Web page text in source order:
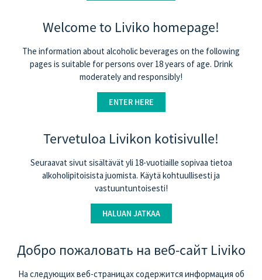
Martini Bianco & Tonic
Welcome to Liviko homepage!
The information about alcoholic beverages on the following
pages is suitable for persons over 18 years of age. Drink
moderately and responsibly!
ENTER HERE
Tervetuloa Livikon kotisivulle!
Seuraavat sivut sisältävät yli 18-vuotiaille sopivaa tietoa
alkoholipitoisista juomista. Käytä kohtuullisesti ja
vastuuntuntoisesti!
HALUAN JATKAA
Добро пожаловать на веб-сайт Liviko
На следующих веб-страницах содержится информация об